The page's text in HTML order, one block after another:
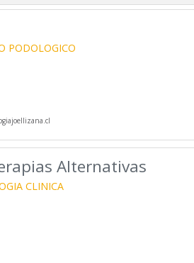
PODOLOGICO
Alternativas
CLINICA